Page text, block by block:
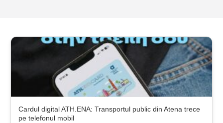
Cardul digital ATH.ENA: Transportul public din Atena trece
pe telefonul mobil